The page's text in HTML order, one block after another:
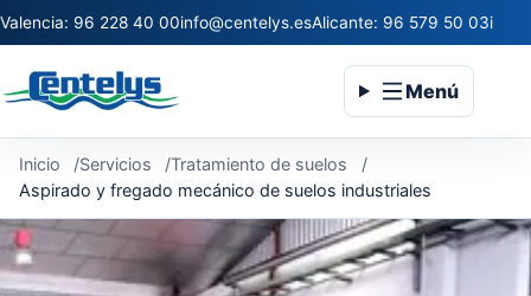
Valencia: 96 228 40 00info@centelys.esAlicante: 96 579 50 03
Menú
Inicio Servicios
Tratamiento de suelos
Aspirado y fregado mecánico de suelos industriales